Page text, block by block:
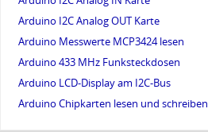
Arduino I2C Analog OUT Karte
Arduino Messwerte MCP3424 lesen
Arduino 433 MHz Funksteckdosen
Arduino LCD-Display am I2C-Bus
Arduino Chipkarten lesen und schreiben